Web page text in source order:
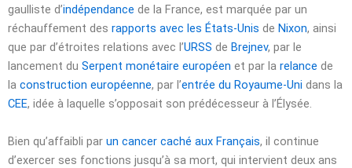
gaulliste d’indépendance de la France, est marquée par un
réchauffement des rapports avec les États-Unis de Nixon, ainsi
que par d’étroites relations avec l’URSS de Brejnev, par le
lancement du Serpent monétaire européen et par la relance de
la construction européenne, par l’entrée du Royaume-Uni dans la
CEE, idée à laquelle s’opposait son prédécesseur à l’Élysée.
Bien qu’affaibli par un cancer caché aux Français, il continue
d’exercer ses fonctions jusqu’à sa mort, qui intervient deux ans